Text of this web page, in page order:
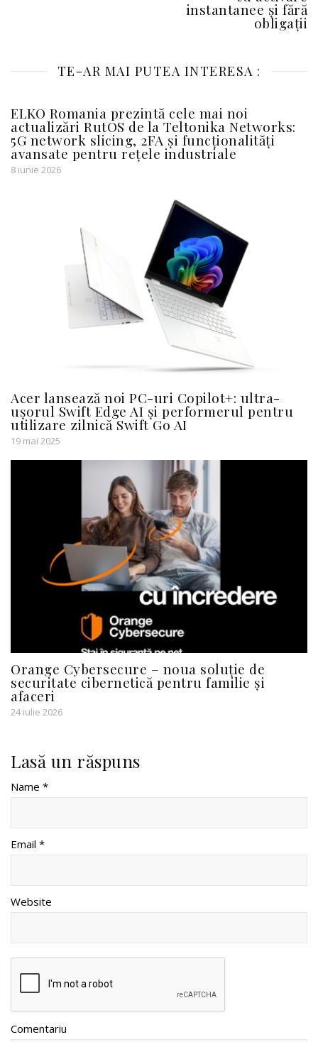
instantanee și fără
obligații
TE-AR MAI PUTEA INTERESA :
ELKO Romania prezintă cele mai noi
actualizări RutOS de la Teltonika Networks:
5G network slicing, 2FA și funcționalități
avansate pentru rețele industriale
8 iunie 2026
Acer lansează noi PC-uri Copilot+: ultra-
ușorul Swift Edge AI și performerul pentru
utilizare zilnică Swift Go AI
19 mai 2025
Orange Cybersecure – noua soluție de
securitate cibernetică pentru familie și
afaceri
24 iulie 2026
Lasă un răspuns
Name *
Email *
Website
Comentariu